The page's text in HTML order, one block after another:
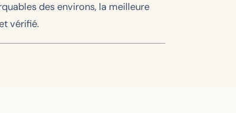
des environs, la meilleure
vérifié.